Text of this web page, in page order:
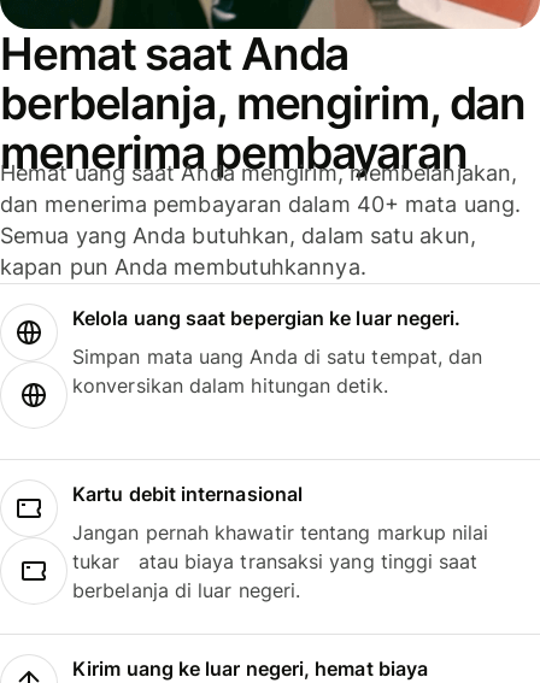
Hemat saat Anda
berbelanja, mengirim, dan
menerima pembayaran
Hemat uang saat Anda mengirim, membelanjakan,
dan menerima pembayaran dalam 40+ mata uang.
Semua yang Anda butuhkan, dalam satu akun,
kapan pun Anda membutuhkannya.
Kelola uang saat bepergian ke luar negeri.
Simpan mata uang Anda di satu tempat, dan
konversikan dalam hitungan detik.
Kartu debit internasional
Jangan pernah khawatir tentang markup nilai
tukar atau biaya transaksi yang tinggi saat
berbelanja di luar negeri.
Kirim uang ke luar negeri, hemat biaya